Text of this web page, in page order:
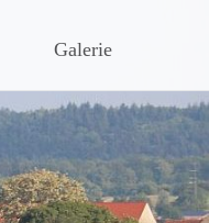
Galerie